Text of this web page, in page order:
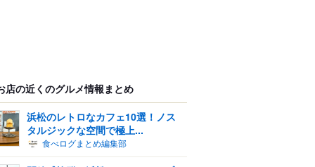
店の近くのグルメ情報まとめ
浜松のレトロなカフェ10選！ノス
タルジックな空間で極上...
食べログまとめ編集部